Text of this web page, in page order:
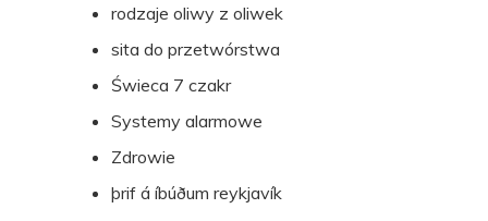
rodzaje oliwy z oliwek
sita do przetwórstwa
Świeca 7 czakr
Systemy alarmowe
Zdrowie
þrif á íbúðum reykjavík